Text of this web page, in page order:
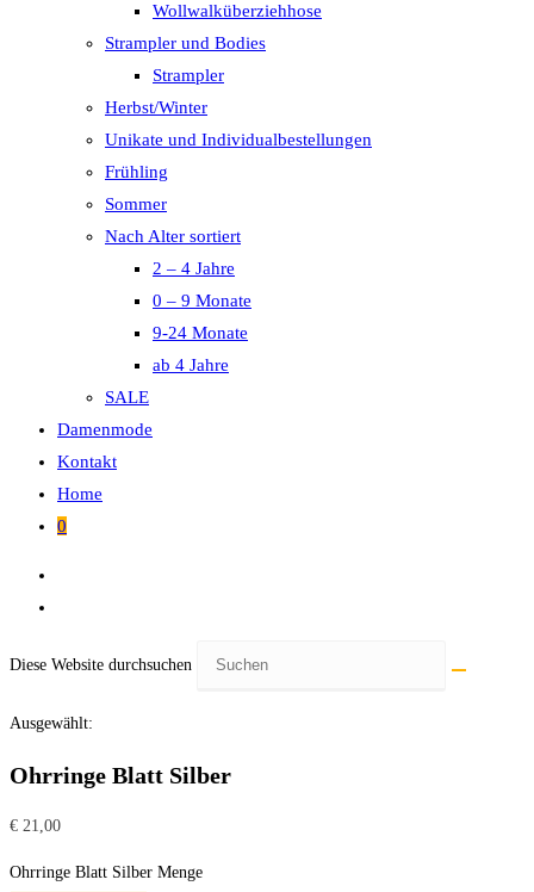
Wollwalküberziehhose
Strampler und Bodies
Strampler
Herbst/Winter
Unikate und Individualbestellungen
Frühling
Sommer
Nach Alter sortiert
2 – 4 Jahre
0 – 9 Monate
9-24 Monate
ab 4 Jahre
SALE
Damenmode
Kontakt
Home
0
Diese Website durchsuchen
Ausgewählt:
Ohrringe Blatt Silber
€ 21,00
Ohrringe Blatt Silber Menge